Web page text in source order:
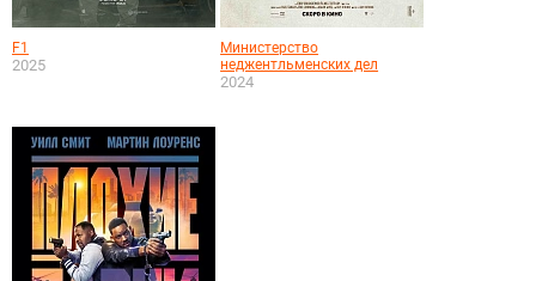
F1
2025
Министерство
неджентльменских дел
2024